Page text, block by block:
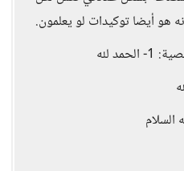
هو أيضا توكيدات لو يعلمون.
لله